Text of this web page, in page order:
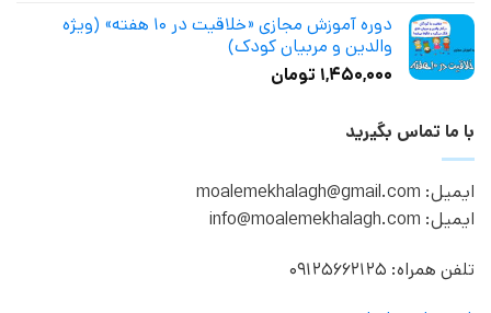
دوره آموزش مجازی «خلاقیت در ۱۰ هفته» (ویژه
والدین و مربیان کودک)
۱,۴۵۰,۰۰۰ تومان
با ما تماس بگیرید
ایمیل: moalemekhalagh@gmail.com
ایمیل: info@moalemekhalagh.com
تلفن همراه: 09125662125